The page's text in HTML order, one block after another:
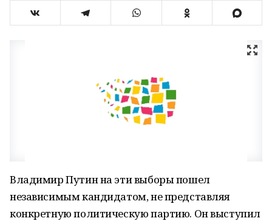
Владимир Путин на эти выборы пошел
независимым кандидатом, не представляя
конкретную политическую партию. Он выступил